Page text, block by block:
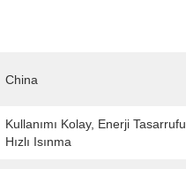
China
Kullanımı Kolay, Enerji Tasarrufu,
Hızlı Isınma